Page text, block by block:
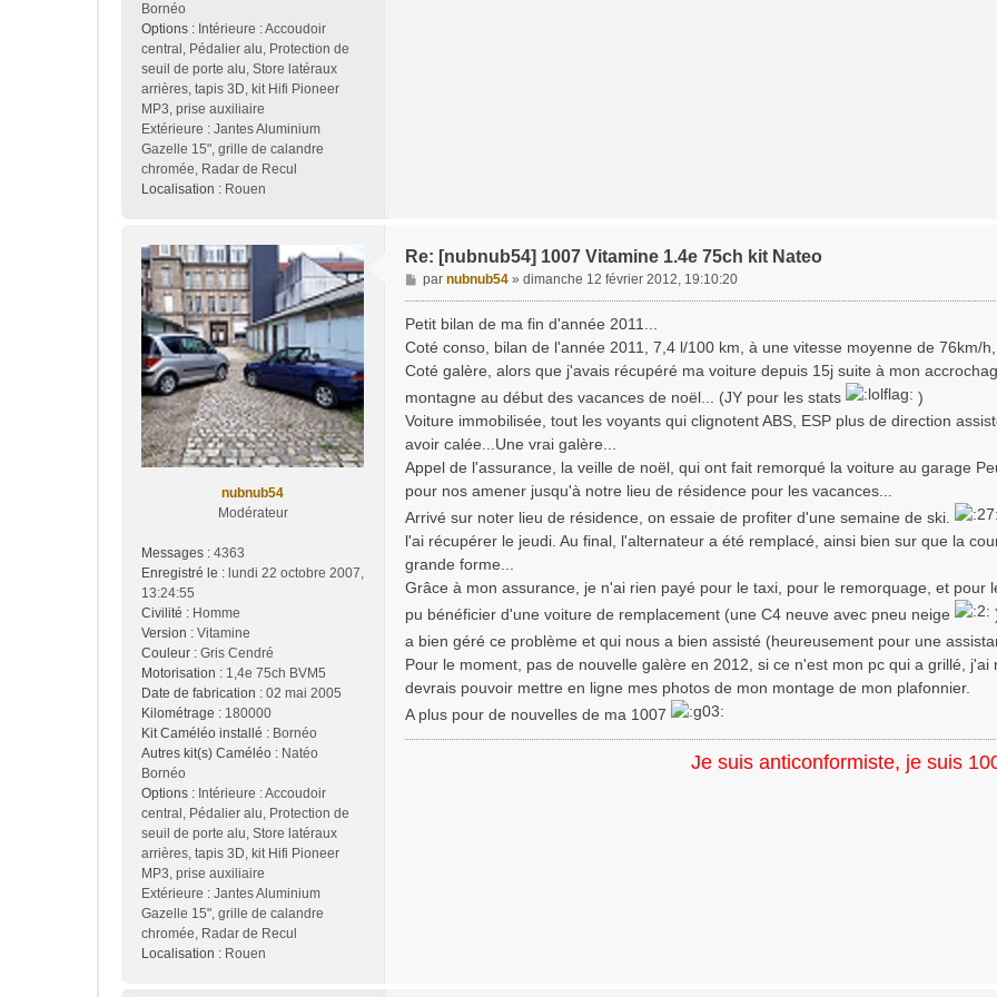
Bornéo
Options : Intérieure : Accoudoir
central, Pédalier alu, Protection de
seuil de porte alu, Store latéraux
arrières, tapis 3D, kit Hifi Pioneer
MP3, prise auxiliaire
Extérieure : Jantes Aluminium
Gazelle 15", grille de calandre
chromée, Radar de Recul
Localisation : Rouen
nubnub54
Modérateur
Messages : 4363
Enregistré le : lundi 22 octobre 2007,
13:24:55
Civilité : Homme
Version : Vitamine
Couleur : Gris Cendré
Motorisation : 1,4e 75ch BVM5
Date de fabrication : 02 mai 2005
Kilométrage : 180000
Kit Caméléo installé : Bornéo
Autres kit(s) Caméléo : Natéo
Bornéo
Options : Intérieure : Accoudoir
central, Pédalier alu, Protection de
seuil de porte alu, Store latéraux
arrières, tapis 3D, kit Hifi Pioneer
MP3, prise auxiliaire
Extérieure : Jantes Aluminium
Gazelle 15", grille de calandre
chromée, Radar de Recul
Localisation : Rouen
Re: [nubnub54] 1007 Vitamine 1.4e 75ch kit Nateo
M
e
s
g
e
par nubnub54» dimanche 12 février 2012, 19:10:20
Petit bilan de ma fin d'année 2011...
Coté conso, bilan de l'année 2011, 7,4 l/100 km, à une vitesse moyenne de 76km/
Coté galère, alors que j'avais récupéré ma voiture depuis 15j suite à mon
montagne au début des vacances de noël... (JY pour les stats
)
Voiture immobilisée, tout les voyants qui clignotent ABS, ESP plus de direction
avoir calée...Une vrai galère...
Appel de l'assurance, la veille de noël, qui ont fait remorqué la voiture au garage
pour nos amener jusqu'à notre lieu de résidence pour les vacances...
Arrivé sur noter lieu de résidence, on essaie de profiter d'une semaine de ski.
l'ai récupérer le jeudi. Au final, l'alternateur a été remplacé, ainsi bien sur que la
grande forme...
Grâce à mon assurance, je n'ai rien payé pour le taxi, pour le remorquage, et pour
pu bénéficier d'une voiture de remplacement (une C4 neuve avec pneu neige
a bien géré ce problème et qui nous a bien assisté (heureusement pour une
Pour le moment, pas de nouvelle galère en 2012, si ce n'est mon pc qui a grillé,
devrais pouvoir mettre en ligne mes photos de mon montage de mon plafonnier.
A plus pour de nouvelles de ma 1007
Je suis anticonformiste, je suis